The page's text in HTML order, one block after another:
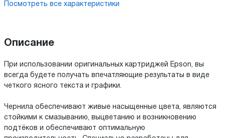
Посмотреть все характеристики
Описание
При использовании оригинальных картриджей Epson, вы
всегда будете получать впечатляющие результаты в виде
четкого ясного текста и графики.
Чернила обеспечивают живые насыщенные цвета, являются
стойкими к смазыванию, выцветанию и возникновению
подтёков и обеспечивают оптимальную